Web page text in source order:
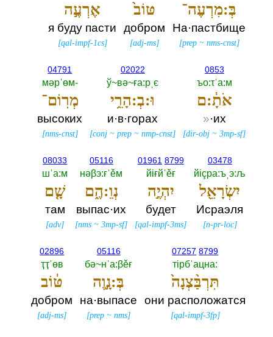
בְּ:מִרְעֶה־
На·пастбище
[prep~ nms-cnst]
טּוֹב֙
добром
[adj-ms]
אֶרְעֶ֣ה
я буду пасти
[qal-impf-1cs]
0853
ъо:τˈа:м
אֹתָ֔:ם
»·их
[dir-obj ~3mp-sf]
02022
ў~вә~ға:рˌє
וּ:בְ:הָרֵ֥י
и·в·горах
[conj ~prep ~nmp-cnst]
04791
мәрˈөм-‎
מְרֽוֹם־
высоких
[nms-cnst]
03478
йiçра:ъˌэ:љ
יִשְׂרָאֵ֖ל
Исраэля
[n-pr-loc]
01961 8799
йiғйˈěғ
יִהְיֶ֣ה
будет
[qal-impf-3ms]
05116
нәβэ:ғˈěм
נְוֵ:הֶ֑ם
выпас·их
[nms ~3mp-sf]
08033
шˈа:м
שָׁ֤ם
там
[adv]
07257 8799
тiрбˈацна:‎
תִּרְבַּ֨צְנָה֙
они расположатся
[qal-impf-3fp]
05116
бә~нˈа:βěғ
בְּ:נָ֣וֶה
на·выпасе
[prep ~nms]
02896
ҭҭˈөв
טּ֔וֹב
добром
[adj-ms]